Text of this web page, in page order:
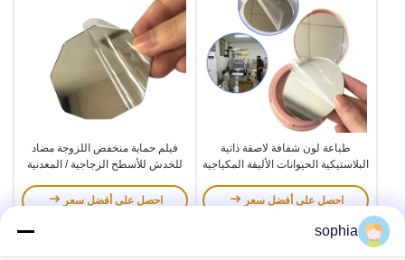
طباعة لون شفافة لاصقة ذاتية
البلاستيكية الحيوانات الأليفة المكياجية
وقائي قابلة للتقشير
احصل على أفضل سعر
فيلم حماية منخفض اللزوجة مضاد
للخدش للأسطح الزجاجية / المعدنية
احصل على أفضل سعر
sophia